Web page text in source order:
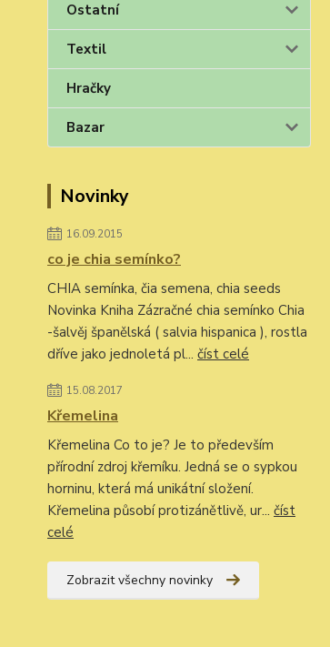
Ostatní
Textil
Hračky
Bazar
Novinky
16.09.2015
co je chia semínko?
CHIA semínka, čia semena, chia seeds
Novinka Kniha Zázračné chia semínko Chia
-šalvěj španělská ( salvia hispanica ), rostla
dříve jako jednoletá pl... číst celé
15.08.2017
Křemelina
Křemelina Co to je? Je to především
přírodní zdroj křemíku. Jedná se o sypkou
horninu, která má unikátní složení.
Křemelina působí protizánětlivě, ur... číst
celé
Zobrazit všechny novinky